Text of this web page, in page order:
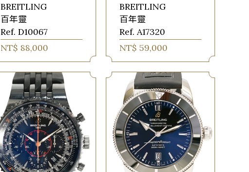
BREITLING
百年靈
Ref. D10067
NT$ 88,000
BREITLING
百年靈
Ref. A17320
NT$ 59,000